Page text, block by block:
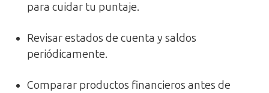
para cuidar tu puntaje.
Revisar estados de cuenta y saldos
periódicamente.
Comparar productos financieros antes de